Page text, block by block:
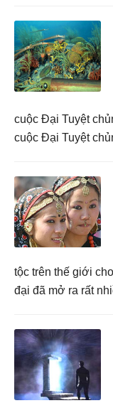
cuộc Đại Tuyệt
cuộc Đại Tuyệt
tộc trên thế giới
đại đã mở ra rất